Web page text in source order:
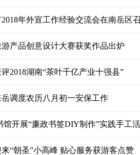
2018年外宣工作经验交流会在南岳区
游产品创意设计大赛获奖作品出炉
2018湖南“茶叶千亿产业十强县”
岳调度农历八月初一安保工作
馆开展“廉政书签DIY制作”实践手工
来“朝圣”小高峰 贴心服务获游客点赞